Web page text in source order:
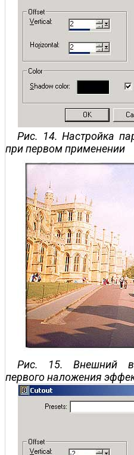
Рис. 14. Настройка
при первом применении
Рис. 15. Внешний
первого наложения